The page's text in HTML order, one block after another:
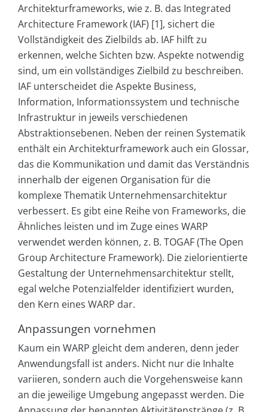
Architekturframeworks, wie z. B. das Integrated
Architecture Framework (IAF) [1], sichert die
Vollständigkeit des Zielbilds ab. IAF hilft zu
erkennen, welche Sichten bzw. Aspekte notwendig
sind, um ein vollständiges Zielbild zu beschreiben.
IAF unterscheidet die Aspekte Business,
Information, Informationssystem und technische
Infrastruktur in jeweils verschiedenen
Abstraktionsebenen. Neben der reinen Systematik
enthält ein Architekturframework auch ein Glossar,
das die Kommunikation und damit das Verständnis
innerhalb der eigenen Organisation für die
komplexe Thematik Unternehmensarchitektur
verbessert. Es gibt eine Reihe von Frameworks, die
Ähnliches leisten und im Zuge eines WARP
verwendet werden können, z. B. TOGAF (The Open
Group Architecture Framework). Die zielorientierte
Gestaltung der Unternehmensarchitektur stellt,
egal welche Potenzialfelder identifiziert wurden,
den Kern eines WARP dar.
Anpassungen vornehmen
Kaum ein WARP gleicht dem anderen, denn jeder
Anwendungsfall ist anders. Nicht nur die Inhalte
variieren, sondern auch die Vorgehensweise kann
an die jeweilige Umgebung angepasst werden. Die